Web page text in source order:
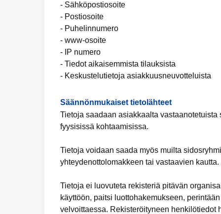
- Sähköpostiosoite
- Postiosoite
- Puhelinnumero
- www-osoite
- IP numero
- Tiedot aikaisemmista tilauksista
- Keskustelutietoja asiakkuusneuvotteluista
Säännönmukaiset tietolähteet
Tietoja saadaan asiakkaalta
fyysisissä kohtaamisissa.
Tietoja voidaan saada myös muilta
yhteydenottolomakkeen tai vastaavien kautta.
Tietoja ei luovuteta rekisteriä pitävän
käyttöön, paitsi luottohakemukseen,
velvoittaessa. Rekisteröityneen henkilötiedot